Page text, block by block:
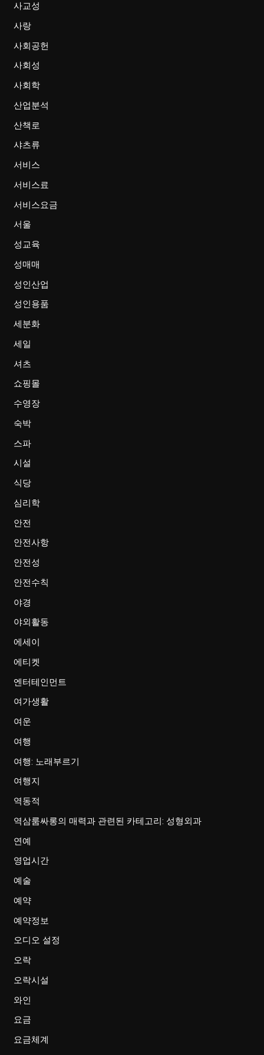
사교성
사랑
사회공헌
사회성
사회학
산업분석
산책로
샤츠류
서비스
서비스료
서비스요금
서울
성교육
성매매
성인산업
성인용품
세분화
세일
셔츠
쇼핑몰
수영장
숙박
스파
시설
식당
심리학
안전
안전사항
안전성
안전수칙
야경
야외활동
에세이
에티켓
엔터테인먼트
여가생활
여운
여행
여행: 노래부르기
여행지
역동적
역삼룸싸롱의 매력과 관련된 카테고리: 성형외과
연예
영업시간
예술
예약
예약정보
오디오 설정
오락
오락시설
와인
요금
요금체계